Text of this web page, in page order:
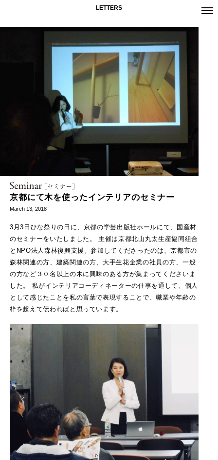
LETTERS
京都にて木を使ったインテリアのセミナー
March 13, 2018
3月3日ひな祭りの日に、京都の学芸出版社ホールにて、国産材
のセミナーをいたしました。
主催は京都北山丸太生産協同組合
とNPO法人森林復興支援。参加してくださったのは、京都市の
森林関連の方、建築関連の方、大手生花企業の社員の方、一般
の方など３０名以上の木に興味のある方が集まってくださいま
した。
私がインテリアコーディネーターの仕事を通して、個人
として感じたことを私の言葉で表現することで、職業や年齢の
枠を超えて伝わればと思っています。